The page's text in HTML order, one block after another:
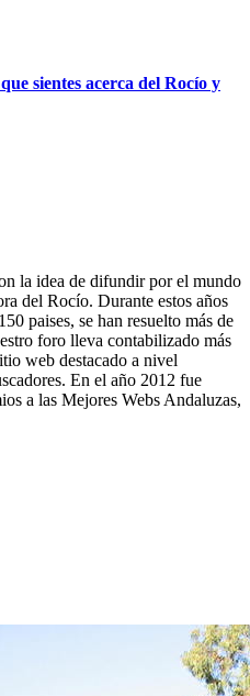
sientes acerca del Rocío y
la idea de difundir por el mundo
del Rocío. Durante estos años
paises, se han resuelto más de
foro lleva contabilizado más
web destacado a nivel
En el año 2012 fue
a las Mejores Webs Andaluzas,